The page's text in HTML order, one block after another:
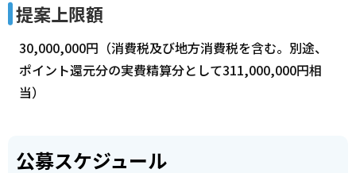
提案上限額
30,000,000円（消費税及び地方消費税を含む。別途、
ポイント還元分の実費精算分として311,000,000円相
当）
公募スケジュール